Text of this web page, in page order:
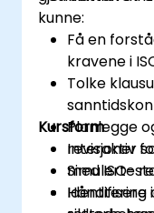
kunne:
Få en
kravene i
Tolke
Planlegge
revisjoner
med ISO-
Identifisere
Kursform
Interaktiv
Simulerte
Håndtering